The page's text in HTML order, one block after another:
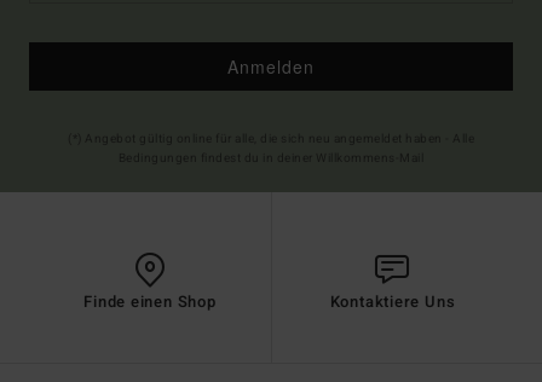
Anmelden
Finde einen Shop Kontaktiere Uns